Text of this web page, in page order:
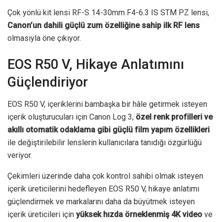
Çok yönlü kit lensi RF-S 14-30mm F4-6.3 IS STM PZ lensi,
Canon’un dahili güçlü zum özelliğine sahip ilk RF lens
olmasıyla öne çıkıyor.
EOS R50 V, Hikaye Anlatımını
Güçlendiriyor
EOS R50 V, içeriklerini bambaşka bir hâle getirmek isteyen
içerik oluşturucuları için Canon Log 3, özel renk profilleri ve
akıllı otomatik odaklama gibi güçlü film yapım özellikleri
ile değiştirilebilir lenslerin kullanıcılara tanıdığı özgürlüğü
veriyor.
Çekimleri üzerinde daha çok kontrol sahibi olmak isteyen
içerik üreticilerini hedefleyen EOS R50 V, hikaye anlatımı
güçlendirmek ve markalarını daha da büyütmek isteyen
içerik üreticileri için yüksek hızda örneklenmiş 4K video ve